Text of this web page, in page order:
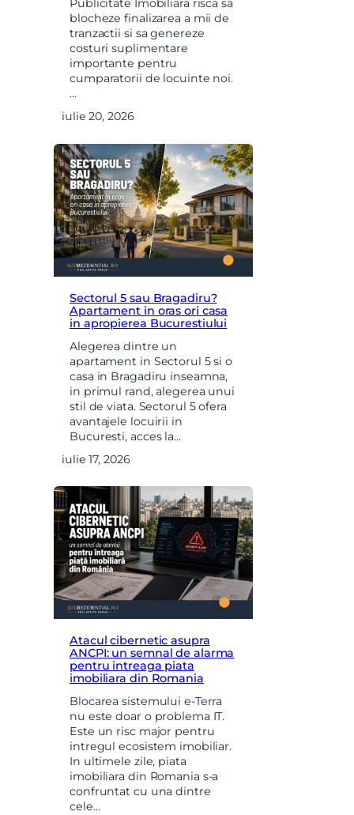
Publicitate Imobiliara risca sa
blocheze finalizarea a mii de
tranzactii si sa genereze
costuri suplimentare
importante pentru
cumparatorii de locuinte noi.
…
iulie 20, 2026
Sectorul 5 sau Bragadiru?
Apartament in oras ori casa
in apropierea Bucurestiului
Alegerea dintre un
apartament in Sectorul 5 si o
casa in Bragadiru inseamna,
in primul rand, alegerea unui
stil de viata. Sectorul 5 ofera
avantajele locuirii in
Bucuresti, acces la…
iulie 17, 2026
Atacul cibernetic asupra
ANCPI: un semnal de alarma
pentru intreaga piata
imobiliara din Romania
Blocarea sistemului e-Terra
nu este doar o problema IT.
Este un risc major pentru
intregul ecosistem imobiliar.
In ultimele zile, piata
imobiliara din Romania s-a
confruntat cu una dintre
cele…
Vreau sa fiu contactat
Am citit si sunt de acord cutermenii si conditiile
Sunt de acord cuprelucrarea datelor cu caracter personal